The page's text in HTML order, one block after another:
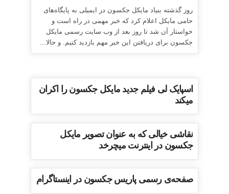
روز گذشته بنیاد مایکل جکسون در ایمیلی به پایگاه‌های
حامی مایکل اعلام کرد که خبر مهمی در راه است و
خواستار آن شد تا روز بعد از وب سایت رسمی مایکل
جکسون برای دریافتن این خبر مهم بازدید کنیم. و حالا...
اسپایک لی فیلم جدید مایکل جکسون را اکران
میکند
نقاشی خیالی که به عنوان تصویر مایکل
جکسون در اینترنت میچرخد
صفحه‌ی رسمی پاریس جکسون در اینستاگرام